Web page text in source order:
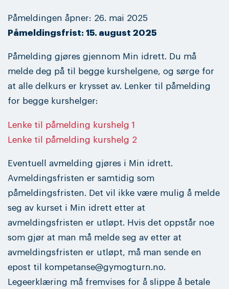
Påmeldingen åpner: 26. mai 2025
Påmeldingsfrist: 15. august 2025
Påmelding gjøres gjennom Min idrett. Du må
melde deg på til begge kurshelgene, og sørge for
at alle delkurs er krysset av. Lenker til påmelding
for begge kurshelger:
Lenke til påmelding kurshelg 1
Lenke til påmelding kurshelg 2
Eventuell avmelding gjøres i Min idrett.
Avmeldingsfristen er samtidig som
påmeldingsfristen. Det vil ikke være mulig å melde
seg av kurset i Min idrett etter at
avmeldingsfristen er utløpt. Hvis det oppstår noe
som gjør at man må melde seg av etter at
avmeldingsfristen er utløpt, må man sende en
epost til kompetanse@gymogturn.no.
Legeerklæring må fremvises for å slippe å betale